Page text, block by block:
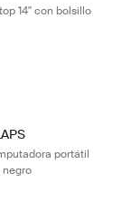
14'' con bolsillo
funda para
laptop sleeve
portátil
negro